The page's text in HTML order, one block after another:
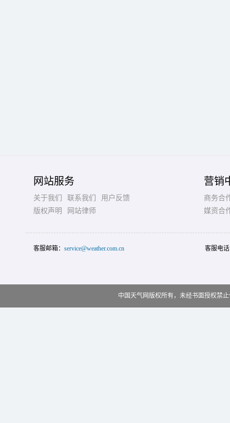
网站服务
关于我们 联系我们
用户反馈
版权声明
网站律师
营销
商务合
媒资合
客服邮箱： service@weather.com.cn 客服电
中国天气网版权所有，未经书面授权